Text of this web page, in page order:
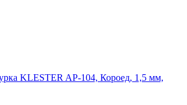
KLESTER AP-104, Короед, 1,5 мм,